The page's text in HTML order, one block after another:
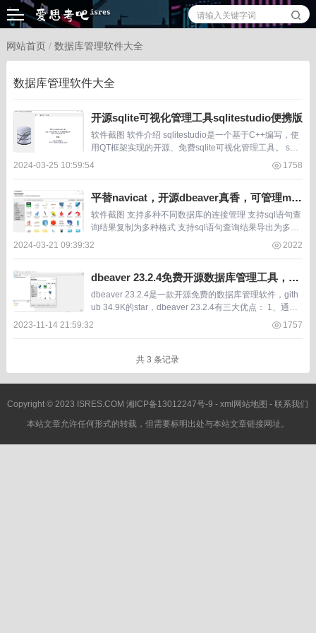
网站首页/ 数据库管理软件大全
数据库管理软件大全
开源sqlite可视化管理工具sqlitestudio便携版
软件截图 软件介绍 sqlitestudio是一个基于C++编写，使
用QT框架实现的开源、免费sqlite可视化管理工具。 sqlit
estudio可以创建或管理现有 sqlite 数据库，通过菜单...
2024-03-25 10:59:54 1758
平替navicat，开源dbeaver真香，可管理mys
ql、sqlite等几十种数据库
软件截图 支持多种不同数据库的连接管理 支持sql语句查
询结果复制为多种格式 支持sql语句查询结果导出为多种
格式 软件介绍 dbeaver是一款数据库桌面客户端， 支持
2024-03-21 09:39:32 2022
dbeaver 23.2.4免费开源数据库管理工具，支
持多种数据库又跨平台
dbeaver 23.2.4是一款开源免费的数据库管理软件，gith
ub 34.9K的star，dbeaver 23.2.4有三大优点： 1、通过
一个 dbeaver 就能 支持多种数据库...
2023-11-14 21:59:32 1757
共 3 条记录
Copyright © 2023 ISRES.COM湘ICP备13012247号-9 -xml网站地图 -联系我们
本站文章允许任何形式的转载，但需要标明出处与本站文章链接网址。